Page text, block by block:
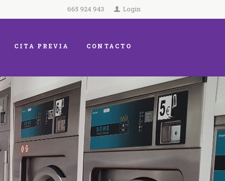
665 924 943 Login
CITA PREVIA CONTACTO